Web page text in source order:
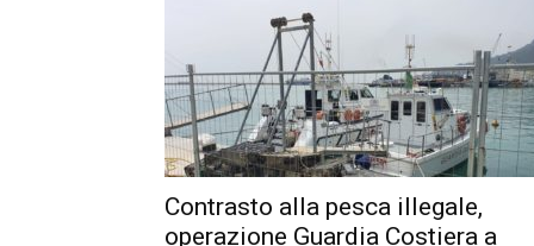
Contrasto alla pesca illegale,
operazione Guardia Costiera a